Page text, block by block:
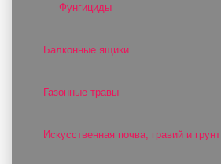
Фунгициды
Балконные ящики
Газонные травы
Искусственная почва, гравий и грунт